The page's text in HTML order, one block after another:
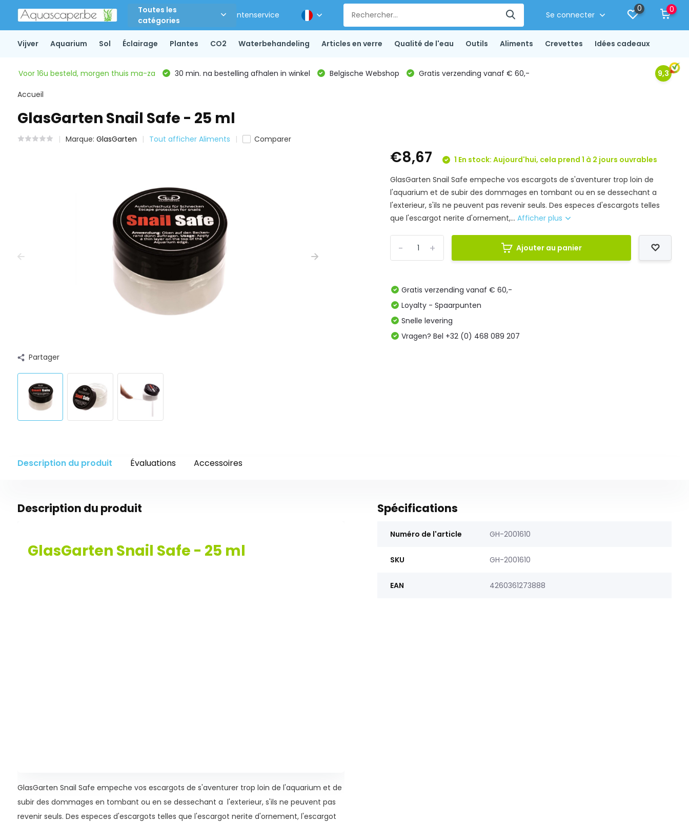
Toutes les
catégories
Klantenservice Se connecter
0 0
Vijver Aquarium Sol Éclairage Plantes CO2 Waterbehandeling Articles en verre Qualité de l'eau Outils Aliments Crevettes Idées cadeaux
Voor 16u besteld, morgen thuis ma-za 30 min. na bestelling afhalen in winkel Belgische Webshop Gratis verzending vanaf € 60,- 9,3
Accueil
GlasGarten Snail Safe - 25 ml
Marque: GlasGarten Tout afficher Aliments Comparer
Partager
€8,67
1 En stock: Aujourd'hui, cela prend 1 à 2 jours ouvrables
GlasGarten Snail Safe empeche vos escargots de s'aventurer trop loin de
l'aquarium et de subir des dommages en tombant ou en se dessechant a
l'exterieur, s'ils ne peuvent pas revenir seuls. Des especes d'escargots telles
que l'escargot nerite d'ornement,...Afficher plus
+
- Ajouter au panier
Gratis verzending vanaf € 60,-
Loyalty - Spaarpunten
Snelle levering
Vragen? Bel +32 (0) 468 089 207
Description du produit Évaluations Accessoires
Description du produit
GlasGarten Snail Safe - 25 ml
GlasGarten Snail Safe empeche vos escargots de s'aventurer trop loin de l'aquarium et de
subir des dommages en tombant ou en se dessechant a l'exterieur, s'ils ne peuvent pas
revenir seuls. Des especes d'escargots telles que l'escargot nerite d'ornement, l'escargot
Spécifications
Numéro de l'article GH-2001610
SKU GH-2001610
EAN 4260361273888